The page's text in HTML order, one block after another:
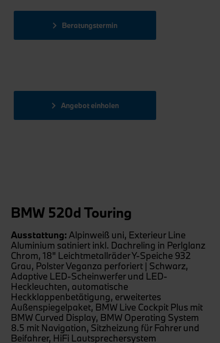
Beratungstermin
Angebot einholen
BMW 520d Touring
Ausstattung:Alpinweiß uni, Exterieur Line
Aluminium satiniert inkl. Dachreling in Perlglanz
Chrom, 18" Leichtmetallräder Y-Speiche 932
Grau, Polster Veganza perforiert | Schwarz,
Adaptive LED-Scheinwerfer und LED-
Heckleuchten, automatische
Heckklappenbetätigung, erweitertes
Außenspiegelpaket, BMW Live Cockpit Plus mit
BMW Curved Display, BMW Operating System
8.5 mit Navigation, Sitzheizung für Fahrer und
Beifahrer, HiFi Lautsprechersystem